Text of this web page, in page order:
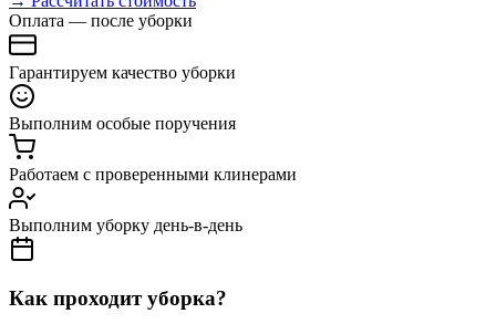
Оплата — после уборки
Гарантируем качество уборки
Выполним особые поручения
Работаем с проверенными клинерами
Выполним уборку день-в-день
Как проходит уборка?